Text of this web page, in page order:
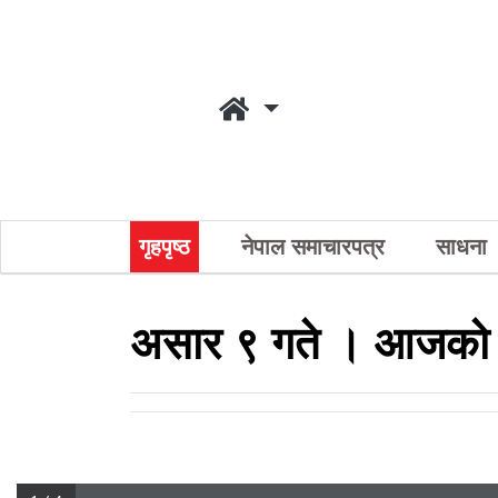
गृहपृष्ठ नेपाल समाचारपत्र साधना
असार ९ गते । आजको